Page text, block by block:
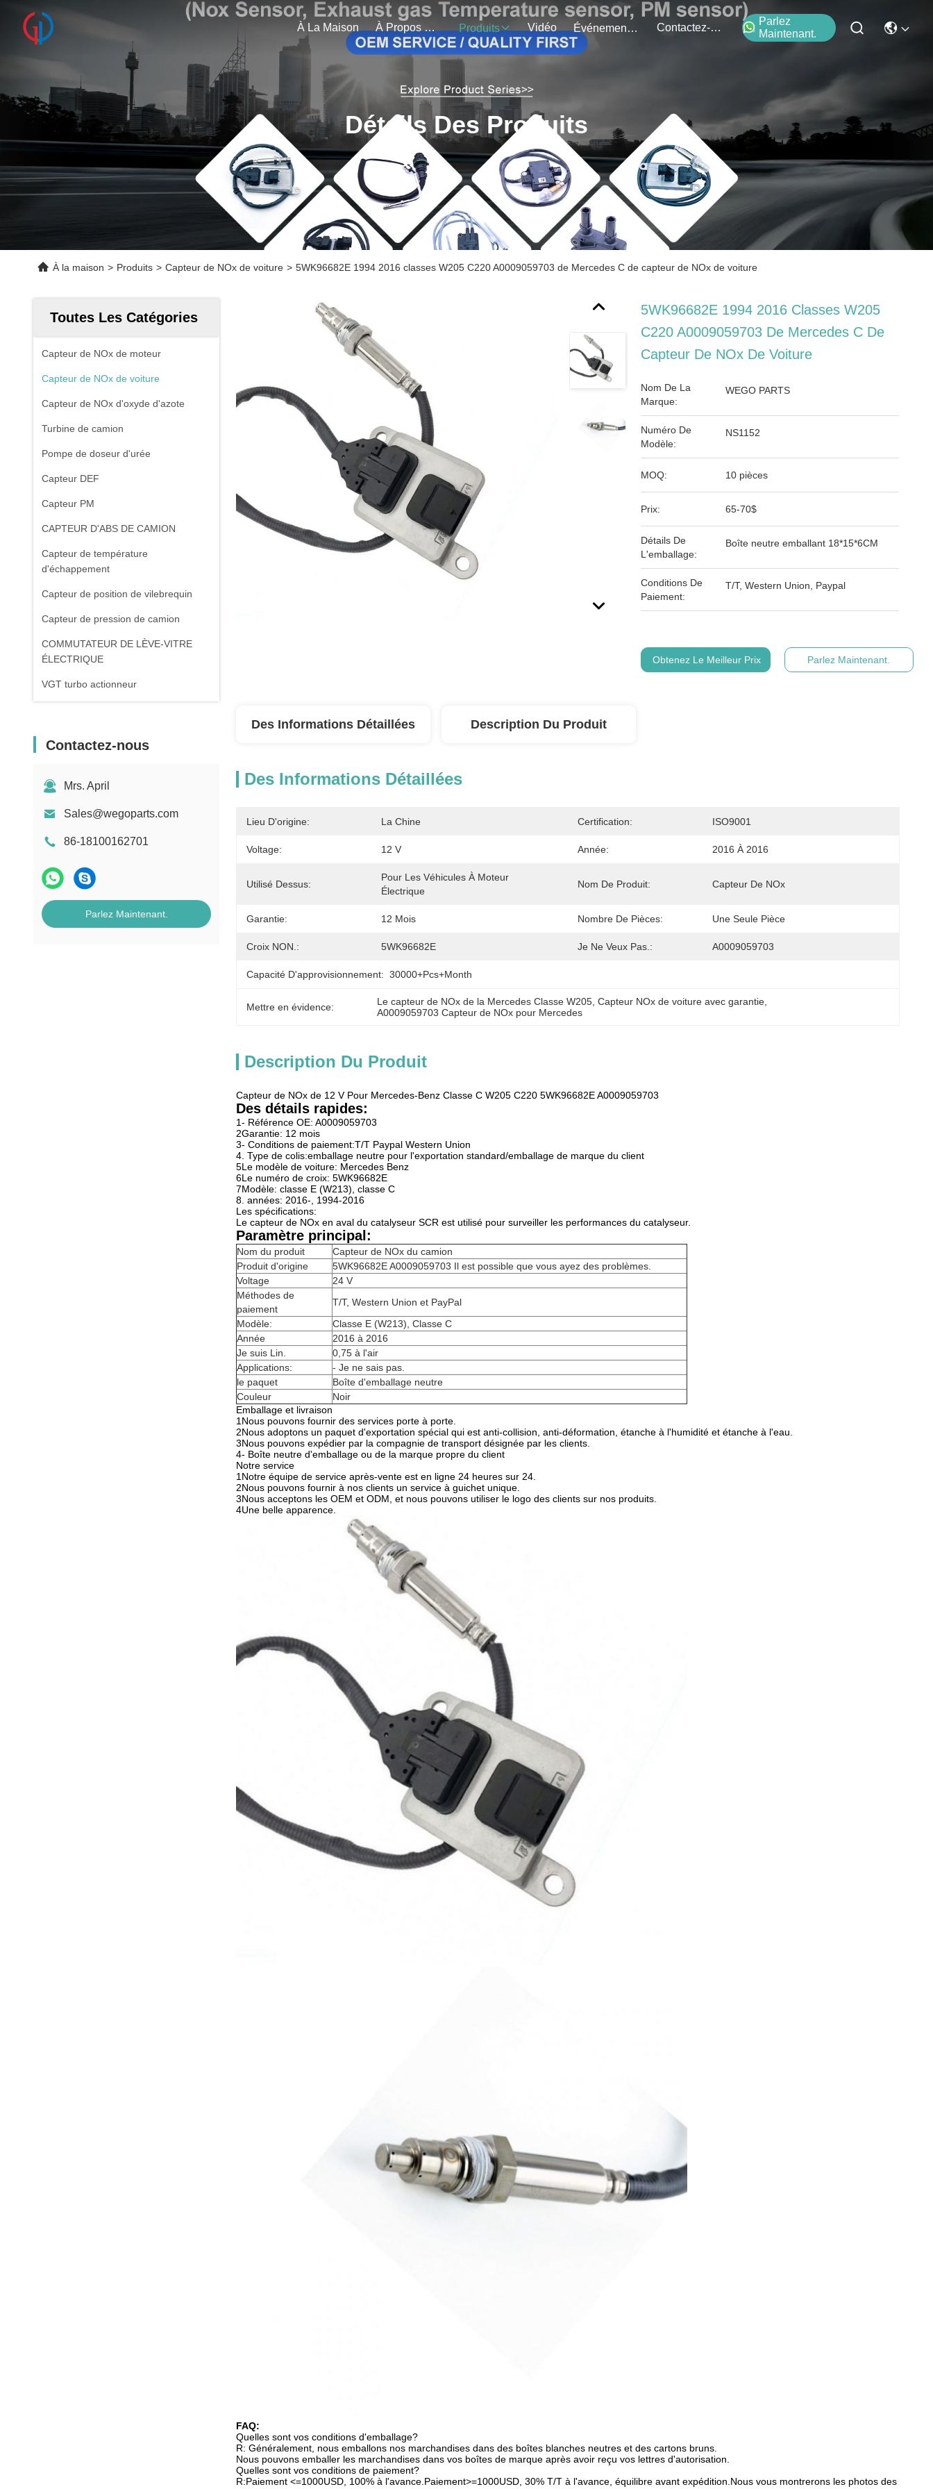
À La Maison À Propos De Nous Produits Vidéo Événements Contactez-Nous
Parlez
Maintenant.
Détails Des Produits
À la maison > Produits > Capteur de NOx de voiture > 5WK96682E 1994 2016 classes W205 C220 A0009059703 de Mercedes C de capteur de NOx de voiture
Toutes Les Catégories
Capteur de NOx de moteur
Capteur de NOx de voiture
Capteur de NOx d'oxyde d'azote
Turbine de camion
Pompe de doseur d'urée
Capteur DEF
Capteur PM
CAPTEUR D'ABS DE CAMION
Capteur de température
d'échappement
Capteur de position de vilebrequin
Capteur de pression de camion
COMMUTATEUR DE LÈVE-VITRE
ÉLECTRIQUE
VGT turbo actionneur
Contactez-nous
Mrs. April
Sales@wegoparts.com
86-18100162701
Parlez Maintenant.
5WK96682E 1994 2016 Classes W205
C220 A0009059703 De Mercedes C De
Capteur De NOx De Voiture
Nom De La
Marque:
WEGO PARTS
Numéro De
Modèle:
NS1152
MOQ: 10 pièces
Prix: 65-70$
Détails De
L'emballage:
Boîte neutre emballant 18*15*6CM
Conditions De
Paiement:
T/T, Western Union, Paypal
Obtenez Le Meilleur Prix Parlez Maintenant.
Des Informations Détaillées Description Du Produit
Des Informations Détaillées
Lieu D'origine: La Chine Certification: ISO9001
Voltage: 12 V Année: 2016 À 2016
Utilisé Dessus:
Pour Les Véhicules À Moteur
Électrique
Nom De Produit: Capteur De NOx
Garantie: 12 Mois Nombre De Pièces: Une Seule Pièce
Croix NON.: 5WK96682E Je Ne Veux Pas.: A0009059703
Capacité D'approvisionnement: 30000+Pcs+Month
Mettre en évidence: Le capteur de NOx de la Mercedes Classe W205 , Capteur NOx de voiture avec garantie
A0009059703 Capteur de NOx pour Mercedes
Description Du Produit
Capteur de NOx de 12 V Pour Mercedes-Benz Classe C W205 C220 5WK96682E A0009059703
Des détails rapides:
1- Référence OE: A0009059703
2Garantie: 12 mois
3- Conditions de paiement:T/T Paypal Western Union
4. Type de colis:emballage neutre pour l'exportation standard/emballage de marque du client
5Le modèle de voiture: Mercedes Benz
6Le numéro de croix: 5WK96682E
7Modèle: classe E (W213), classe C
8. années: 2016-, 1994-2016
Les spécifications:
Le capteur de NOx en aval du catalyseur SCR est utilisé pour surveiller les performances du catalyseur.
Paramètre principal:
Nom du produit
Capteur de NOx du camion
Produit d'origine
5WK96682E A0009059703 Il est possible que vous ayez des problèmes.
Voltage
24 V
Méthodes de
paiement
T/T, Western Union et PayPal
Modèle:
Classe E (W213), Classe C
Année
2016 à 2016
Je suis Lin.
0,75 à l'air
Applications:
- Je ne sais pas.
le paquet
Boîte d'emballage neutre
Couleur
Noir
Emballage et livraison
1Nous pouvons fournir des services porte à porte.
2Nous adoptons un paquet d'exportation spécial qui est anti-collision, anti-déformation, étanche à l'humidité et étanche à l'eau.
3Nous pouvons expédier par la compagnie de transport désignée par les clients.
4- Boîte neutre d'emballage ou de la marque propre du client
Notre service
1Notre équipe de service après-vente est en ligne 24 heures sur 24.
2Nous pouvons fournir à nos clients un service à guichet unique.
3Nous acceptons les OEM et ODM, et nous pouvons utiliser le logo des clients sur nos produits.
4Une belle apparence.
FAQ:
Quelles sont vos conditions d'emballage?
R: Généralement, nous emballons nos marchandises dans des boîtes blanches neutres et des cartons bruns.
Nous pouvons emballer les marchandises dans vos boîtes de marque après avoir reçu vos lettres d'autorisation.
Quelles sont vos conditions de paiement?
R:Paiement <=1000USD, 100% à l'avance.Paiement>=1000USD, 30% T/T à l'avance, équilibre avant expédition.Nous vous montrerons les photos des